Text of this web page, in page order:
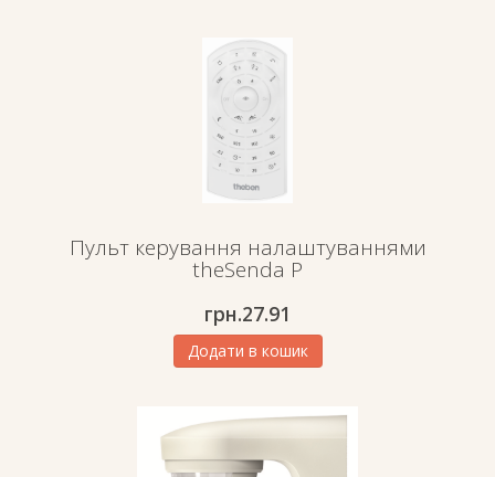
Пульт керування налаштуваннями
theSenda P
грн.27.91
Додати в кошик